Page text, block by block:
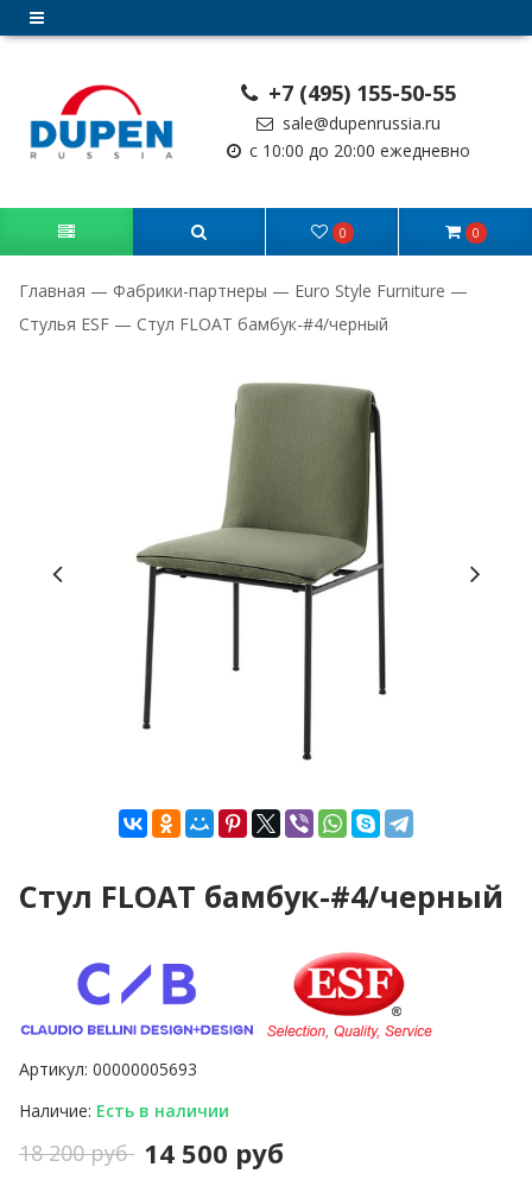
+7 (495) 155-50-55
sale@dupenrussia.ru
с 10:00 до 20:00 ежедневно
0 0
Главная — Фабрики-партнеры — Euro Style Furniture —
Стулья ESF — Стул FLOAT бамбук-#4/черный
Стул FLOAT бамбук-#4/черный
Артикул: 00000005693
Наличие: Есть в наличии
18 200 руб 14 500 руб